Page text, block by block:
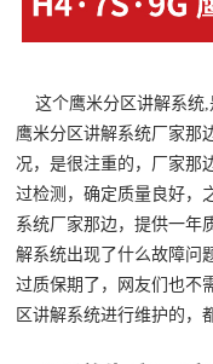
这个鹰米分区讲解系统,
鹰米分区讲解系统厂家那
况，是很注重的，厂家那
过检测，确定质量良好，
系统厂家那边，提供一年
解系统出现了什么故障问
过质保期了，网友们也不
区讲解系统进行维护的，